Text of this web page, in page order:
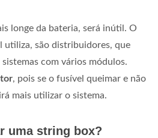
longe da bateria, será inútil. O
utiliza, são distribuidores, que
com vários módulos.
, pois se o fusível queimar e não
mais utilizar o sistema.
uma string box?